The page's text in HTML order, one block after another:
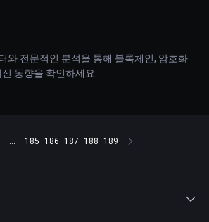
와 전문적인 분석을 통해 블록체인, 암호화
동향을 확인하세요.
... 185 186 187 188 189